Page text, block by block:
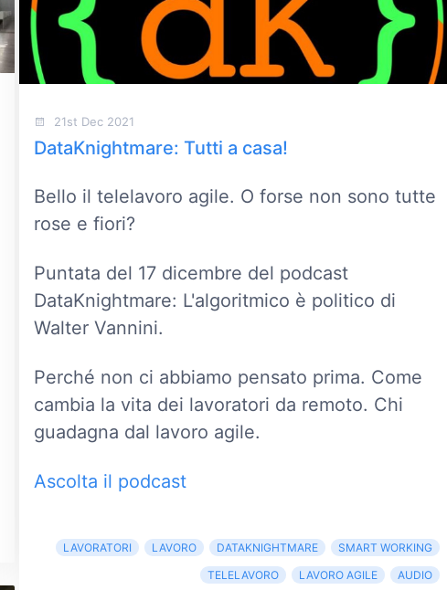
21st Dec 2021
DataKnightmare: Tutti a casa!
Bello il telelavoro agile. O forse non sono tutte
rose e fiori?
Puntata del 17 dicembre del podcast
DataKnightmare: L'algoritmico è politico di
Walter Vannini.
Perché non ci abbiamo pensato prima. Come
cambia la vita dei lavoratori da remoto. Chi
guadagna dal lavoro agile.
Ascolta il podcast
LAVORATORI LAVORO DATAKNIGHTMARE
SMART WORKING
TELELAVORO
LAVORO AGILE AUDIO